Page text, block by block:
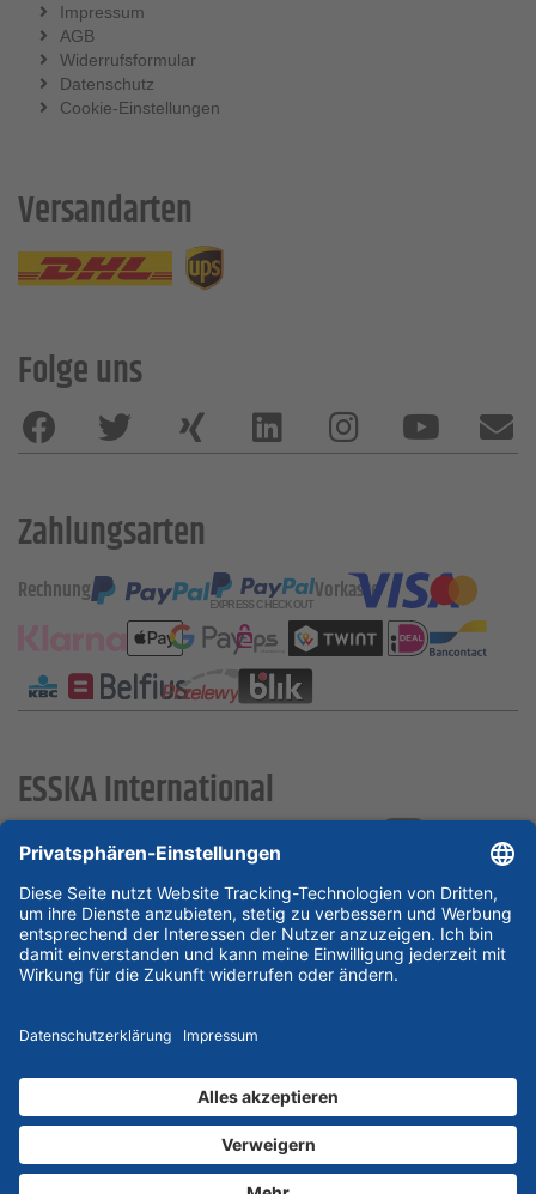
Impressum
AGB
Widerrufsformular
Datenschutz
Cookie-Einstellungen
Versandarten
Folge uns
Zahlungsarten
Rechnung Vorkasse
ESSKA International